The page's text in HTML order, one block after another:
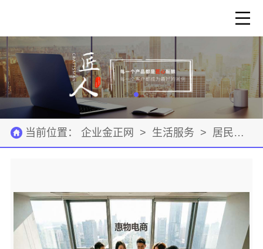
当前位置： 企业金正网 > 生活服务 > 居民服务